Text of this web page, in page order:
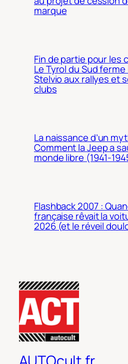
marque
Fin de partie pour les
Le Tyrol du Sud ferme
Stelvio aux rallyes et
clubs
La naissance d’un
Comment la Jeep a
monde libre (1941-
Flashback 2007 :
française rêvait la
2026 (et le réveil